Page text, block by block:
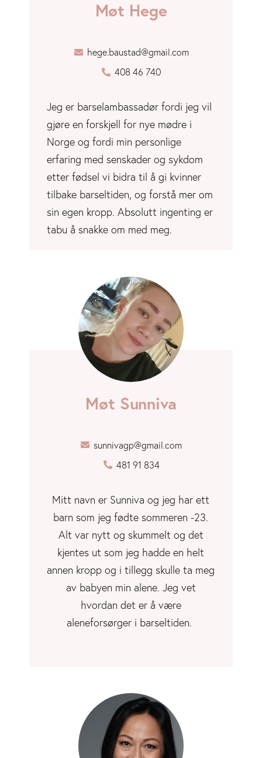
Møt Hege
hege.baustad@gmail.com
408 46 740
Jeg er barselambassadør fordi jeg vil
gjøre en forskjell for nye mødre i
Norge og fordi min personlige
erfaring med senskader og sykdom
etter fødsel vi bidra til å gi kvinner
tilbake barseltiden, og forstå mer om
sin egen kropp. Absolutt ingenting er
tabu å snakke om med meg.
Møt Sunniva
sunnivagp@gmail.com
481 91 834
Mitt navn er Sunniva og jeg har ett
barn som jeg fødte sommeren -23.
Alt var nytt og skummelt og det
kjentes ut som jeg hadde en helt
annen kropp og i tillegg skulle ta meg
av babyen min alene. Jeg vet
hvordan det er å være
aleneforsørger i barseltiden.